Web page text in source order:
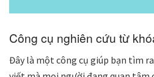
Công cụ nghiên cứu từ
Đây là một công cụ giúp bạn tìm